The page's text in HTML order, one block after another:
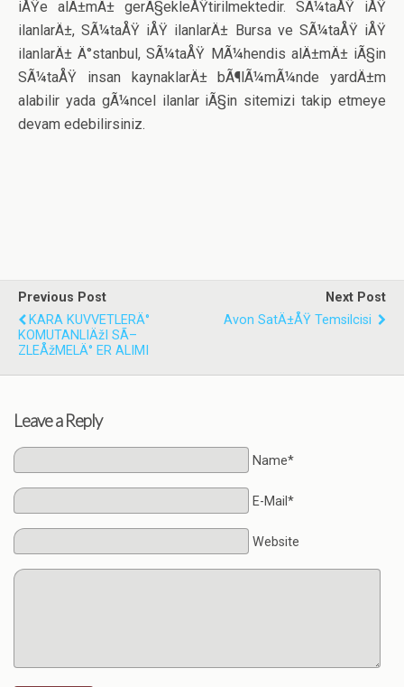
iÅŸe alÄ±mÄ± gerÃ§ekleÅŸtirilmektedir. SÃ¼taÅŸ iÅŸ
ilanlarÄ±, SÃ¼taÅŸ iÅŸ ilanlarÄ± Bursa ve SÃ¼taÅŸ iÅŸ
ilanlarÄ± Ä°stanbul, SÃ¼taÅŸ MÃ¼hendis alÄ±mÄ± iÃ§in
SÃ¼taÅŸ insan kaynaklarÄ± bÃ¶lÃ¼mÃ¼nde yardÄ±m
alabilir yada gÃ¼ncel ilanlar iÃ§in sitemizi takip etmeye
devam edebilirsiniz.
Previous Post
KARA KUVVETLERÄ°
KOMUTANLIÄžI SÃ–
ZLEÅžMELÄ° ER ALIMI
Next Post
Avon SatÄ±ÅŸ Temsilcisi
Leave a Reply
Name*
E-Mail*
Website